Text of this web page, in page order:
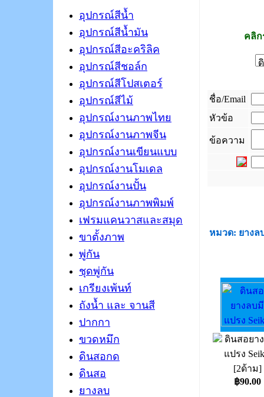
อุปกรณ์สีน้ำ
อุปกรณ์สีน้ำมัน
อุปกรณ์สีอะคริลิค
อุปกรณ์สีชอล์ก
อุปกรณ์สีโปสเตอร์
อุปกรณ์สีไม้
อุปกรณ์งานภาพไทย
อุปกรณ์งานภาพจีน
อุปกรณ์งานเขียนแบบ
อุปกรณ์งานโมเดล
อุปกรณ์งานปั้น
อุปกรณ์งานภาพพิมพ์
เฟรมแคนวาสและสมุด
ขาตั้งภาพ
พู่กัน
ชุดพู่กัน
เกรียงเพ้นท์
ถังน้ำ และ จานสี
ปากกา
ขวดหมึก
ดินสอกด
ดินสอ
ยางลบ
คลิก
ชื่อ/Email
หัวข้อ
ข้อความ
หมวด: ยางล
ดินสอยา
แปรง
[2ด้าม]
฿90.00